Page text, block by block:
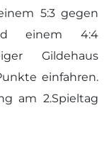
5:3 gegen
einem 4:4
Gildehaus
einfahren.
am 2.Spieltag